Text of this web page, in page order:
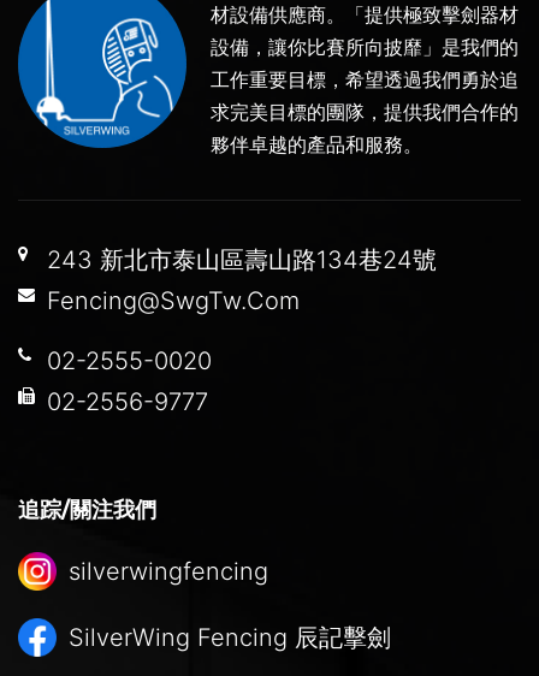
材設備供應商。「提供極致擊劍器材
設備，讓你比賽所向披靡」是我們的
工作重要目標，希望透過我們勇於追
求完美目標的團隊，提供我們合作的
夥伴卓越的產品和服務。
243 新北市泰山區壽山路134巷24號
Fencing@SwgTw.Com
02-2555-0020
02-2556-9777
追踪/關注我們
silverwingfencing
SilverWing Fencing 辰記擊劍